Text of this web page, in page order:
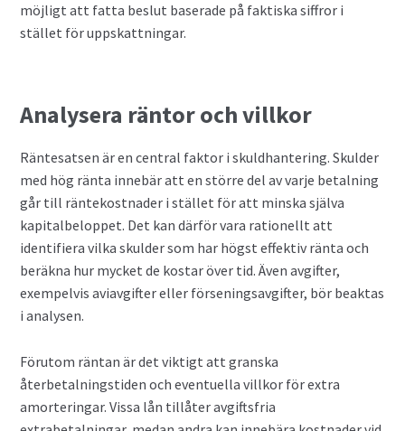
möjligt att fatta beslut baserade på faktiska siffror i
stället för uppskattningar.
Analysera räntor och villkor
Räntesatsen är en central faktor i skuldhantering. Skulder
med hög ränta innebär att en större del av varje betalning
går till räntekostnader i stället för att minska själva
kapitalbeloppet. Det kan därför vara rationellt att
identifiera vilka skulder som har högst effektiv ränta och
beräkna hur mycket de kostar över tid. Även avgifter,
exempelvis aviavgifter eller förseningsavgifter, bör beaktas
i analysen.
Förutom räntan är det viktigt att granska
återbetalningstiden och eventuella villkor för extra
amorteringar. Vissa lån tillåter avgiftsfria